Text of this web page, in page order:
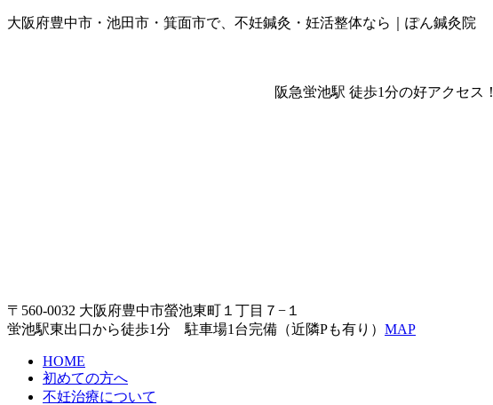
大阪府豊中市・池田市・箕面市で、不妊鍼灸・妊活整体なら｜ぽん鍼灸院
阪急蛍池駅 徒歩1分の好アクセス！
〒560-0032 大阪府豊中市螢池東町１丁目７−１
蛍池駅東出口から徒歩1分 駐車場1台完備（近隣Pも有り） MAP
HOME
初めての方へ
不妊治療について